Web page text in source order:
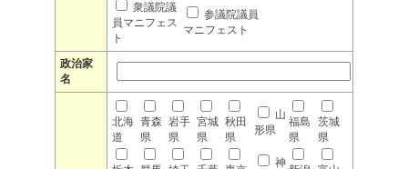
衆議院議
員マニフェス
ト
参議院議員
マニフェスト
政治家
名
北海
道
青森
県
岩手
県
宮城
県
秋田
県
山
形県
福島
県
茨城
県
神